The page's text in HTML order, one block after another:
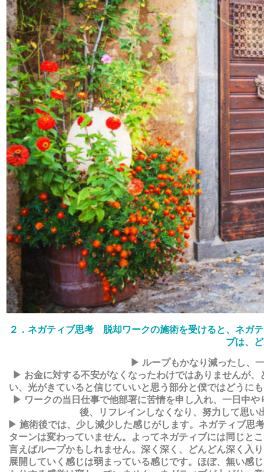
２．ネガティブ思考 脱却ワークの施術を受けると、ネガ
プは、
▶ ループもかなり減ったし、
▶ お金に対する不安がなくなったわけではありませんが
い、光がきていると信じていいと思う部分と僕ではどうに
▶ ワークの当日仕事で他部署に苦情を申し入れ、一日中
後、リフレインしなくなり、努力して思
▶ 施術後では、少し減少した感じがします。ネガティブ思
ターンは変わっていません。よってネガティブには同じと
言えばループかもしれません。深く深く、どんどん深く入
展開していく感じは弱まっている感じです。ほぼ、無い感